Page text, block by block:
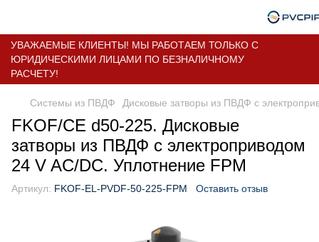
УВАЖАЕМЫЕ КЛИЕНТЫ! МЫ РАБОТАЕМ ТОЛЬКО С
ЮРИДИЧЕСКИМИ ЛИЦАМИ ПО БЕЗНАЛИЧНОМУ
РАСЧЕТУ!
Системы из ПВДФ Дисковые затворы из ПВДФ с
FKOF/CE d50-225. Дисковые
затворы из ПВДФ с электроприводом
24 V AC/DC. Уплотнение FPM
Артикул: FKOF-EL-PVDF-50-225-FPM Оставить отзыв